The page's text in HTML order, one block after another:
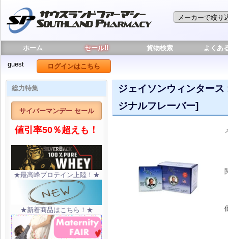
ホーム セール!! 貨物検索 よくあ
guest ログインはこちら
総力特集
サイバーマンデー セール
値引率50％超えも！
★最高峰プロテイン上陸！★
★新着商品はこちら！★
ジェイソンウィンター
ジナルフレーバー]